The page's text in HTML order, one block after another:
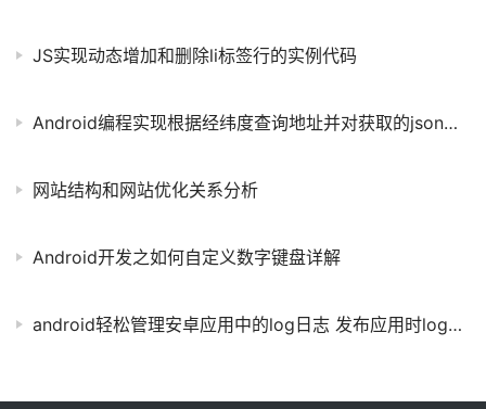
JS实现动态增加和删除li标签行的实例代码
Android编程实现根据经纬度查询地址并对获取的json数据进行解析的方法
网站结构和网站优化关系分析
Android开发之如何自定义数字键盘详解
android轻松管理安卓应用中的log日志 发布应用时log日志全部去掉的方法